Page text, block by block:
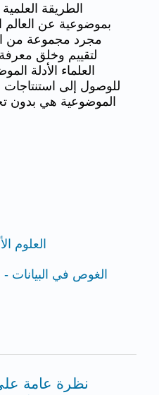
الطريقة
بموضوعية عن العالم
مجرد مجموعة من
لتقييم وخلق
العلماء الأدلة
للوصول إلى
الموضوعية هي
2.4: